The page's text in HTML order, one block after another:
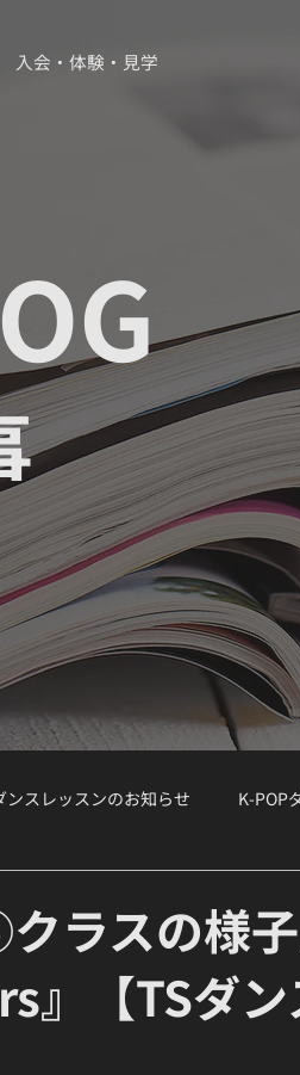
入会・体験・見学
ンスレッスンのお知らせ K-POP
K-POボーカルクラス オーデ
ラスの様
』【TSダ